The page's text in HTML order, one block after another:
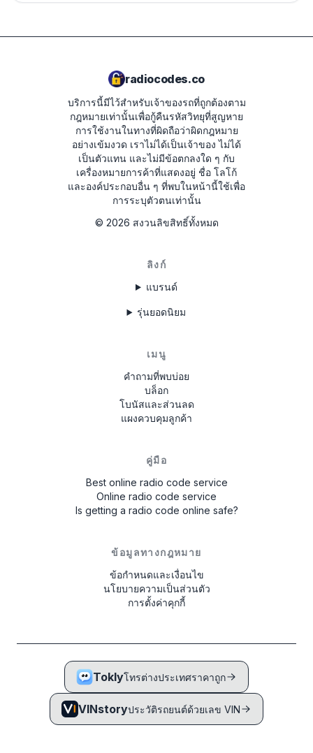
radiocodes.co
บริการนี้มีไว้สำหรับเจ้าของรถที่ถูกต้องตาม
กฎหมายเท่านั้นเพื่อกู้คืนรหัสวิทยุที่สูญหาย
การใช้งานในทางที่ผิดถือว่าผิดกฎหมาย
อย่างเข้มงวด เราไม่ได้เป็นเจ้าของ ไม่ได้
เป็นตัวแทน และไม่มีข้อตกลงใด ๆ กับ
เครื่องหมายการค้าที่แสดงอยู่ ชื่อ โลโก้
และองค์ประกอบอื่น ๆ ที่พบในหน้านี้ใช้เพื่อ
การระบุตัวตนเท่านั้น
© 2026 สงวนลิขสิทธิ์ทั้งหมด
ลิงก์
แบรนด์
รุ่นยอดนิยม
เมนู
คำถามที่พบบ่อย
บล็อก
โบนัสและส่วนลด
แผงควบคุมลูกค้า
คู่มือ
Best online radio code service
Online radio code service
Is getting a radio code online safe?
ข้อมูลทางกฎหมาย
ข้อกำหนดและเงื่อนไข
นโยบายความเป็นส่วนตัว
การตั้งค่าคุกกี้
Toklyโทรต่างประเทศราคาถูก
VINstoryประวัติรถยนต์ด้วยเลข VIN